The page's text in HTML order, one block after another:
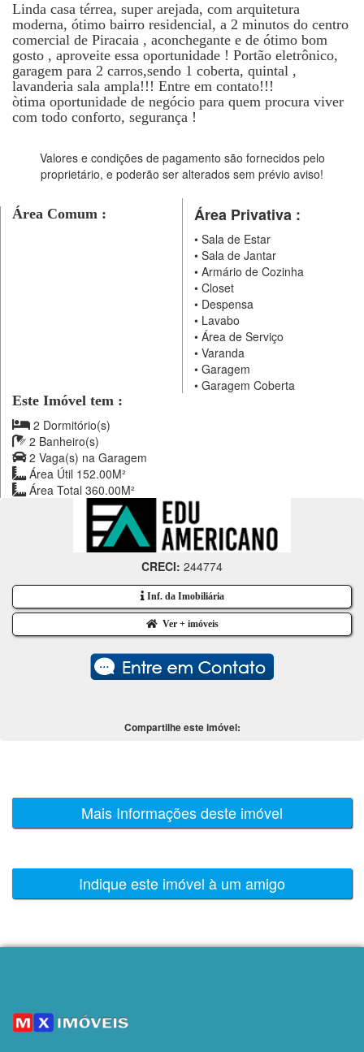
Linda casa térrea, super arejada, com arquitetura
moderna, ótimo bairro residencial, a 2 minutos do centro
comercial de Piracaia , aconchegante e de ótimo bom
gosto , aproveite essa oportunidade ! Portão eletrônico,
garagem para 2 carros,sendo 1 coberta, quintal ,
lavanderia sala ampla!!! Entre em contato!!!
òtima oportunidade de negócio para quem procura viver
com todo conforto, segurança !
Valores e condições de pagamento são fornecidos pelo
proprietário, e poderão ser alterados sem prévio aviso!
Área Comum : Área Privativa :
•Sala de Estar
•Sala de Jantar
•Armário de Cozinha
•Closet
•Despensa
•Lavabo
•Área de Serviço
•Varanda
•Garagem
•Garagem Coberta
Este Imóvel tem :
2 Dormitório(s)
2 Banheiro(s)
2 Vaga(s) na Garagem
Área Útil 152.00M²
Área Total 360.00M²
CRECI: 244774
Inf. da Imobiliária
Ver + imóveis
Compartilhe este imóvel:
Mais Informações deste imóvel
Indique este imóvel à um amigo